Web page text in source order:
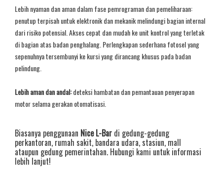
Lebih nyaman dan aman dalam fase pemrograman dan pemeliharaan:
penutup terpisah untuk elektronik dan mekanik melindungi bagian internal
dari risiko potensial. Akses cepat dan mudah ke unit kontrol yang terletak
di bagian atas badan penghalang. Perlengkapan sederhana fotosel yang
sepenuhnya tersembunyi ke kursi yang dirancang khusus pada badan
pelindung.
Lebih aman dan andal:deteksi hambatan dan pemantauan penyerapan
motor selama gerakan otomatisasi.
Biasanya penggunaan Nice L-Bar di gedung-gedung
perkantoran, rumah sakit, bandara udara, stasiun, mall
ataupun gedung pemerintahan. Hubungi kami untuk informasi
lebih lanjut!